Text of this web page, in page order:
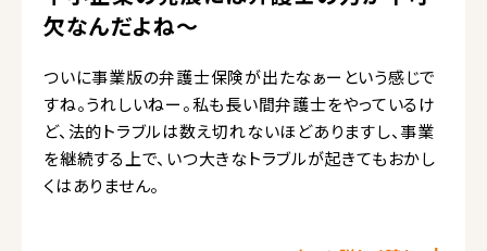
欠なんだよね～
ついに事業版の弁護士保険が出たなぁーという感じで
すね。うれしいねー。私も長い間弁護士をやっているけ
ど、法的トラブルは数え切れないほどありますし、事業
を継続する上で、いつ大きなトラブルが起きてもおかし
くはありません。